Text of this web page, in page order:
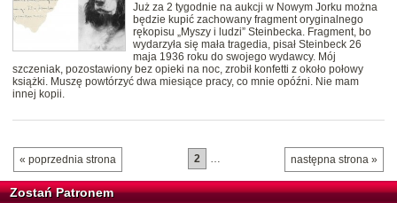
Już za 2 tygodnie na aukcji w Nowym Jorku można
będzie kupić zachowany fragment oryginalnego
rękopisu „Myszy i ludzi” Steinbecka. Fragment, bo
wydarzyła się mała tragedia, pisał Steinbeck 26
maja 1936 roku do swojego wydawcy. Mój
szczeniak, pozostawiony bez opieki na noc, zrobił konfetti z około połowy
książki. Muszę powtórzyć dwa miesiące pracy, co mnie opóźni. Nie mam
innej kopii.
« poprzednia strona następna strona »
2 …
Zostań Patronem